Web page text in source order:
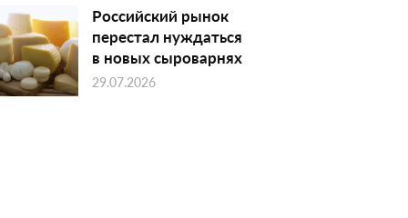
Российский рынок
перестал нуждаться
в новых сыроварнях
29.07.2026